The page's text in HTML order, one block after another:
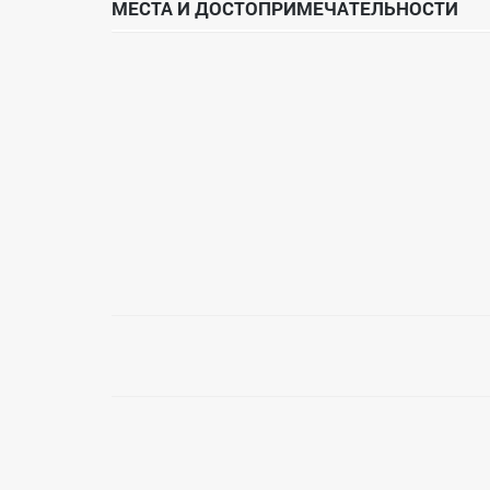
МЕСТА И ДОСТОПРИМЕЧАТЕЛЬНОСТИ